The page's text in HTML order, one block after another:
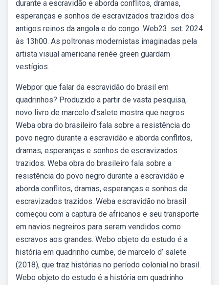
durante a escravidão e aborda conflitos, dramas,
esperanças e sonhos de escravizados trazidos dos
antigos reinos da angola e do congo. Web23. set. 2024
às 13h00. As poltronas modernistas imaginadas pela
artista visual americana renée green guardam
vestígios.
Webpor que falar da escravidão do brasil em
quadrinhos? Produzido a partir de vasta pesquisa,
novo livro de marcelo d’salete mostra que negros.
Weba obra do brasileiro fala sobre a resistência do
povo negro durante a escravidão e aborda conflitos,
dramas, esperanças e sonhos de escravizados
trazidos. Weba obra do brasileiro fala sobre a
resistência do povo negro durante a escravidão e
aborda conflitos, dramas, esperanças e sonhos de
escravizados trazidos. Weba escravidão no brasil
começou com a captura de africanos e seu transporte
em navios negreiros para serem vendidos como
escravos aos grandes. Webo objeto do estudo é a
história em quadrinho cumbe, de marcelo d’ salete
(2018), que traz histórias no período colonial no brasil.
Webo objeto do estudo é a história em quadrinho